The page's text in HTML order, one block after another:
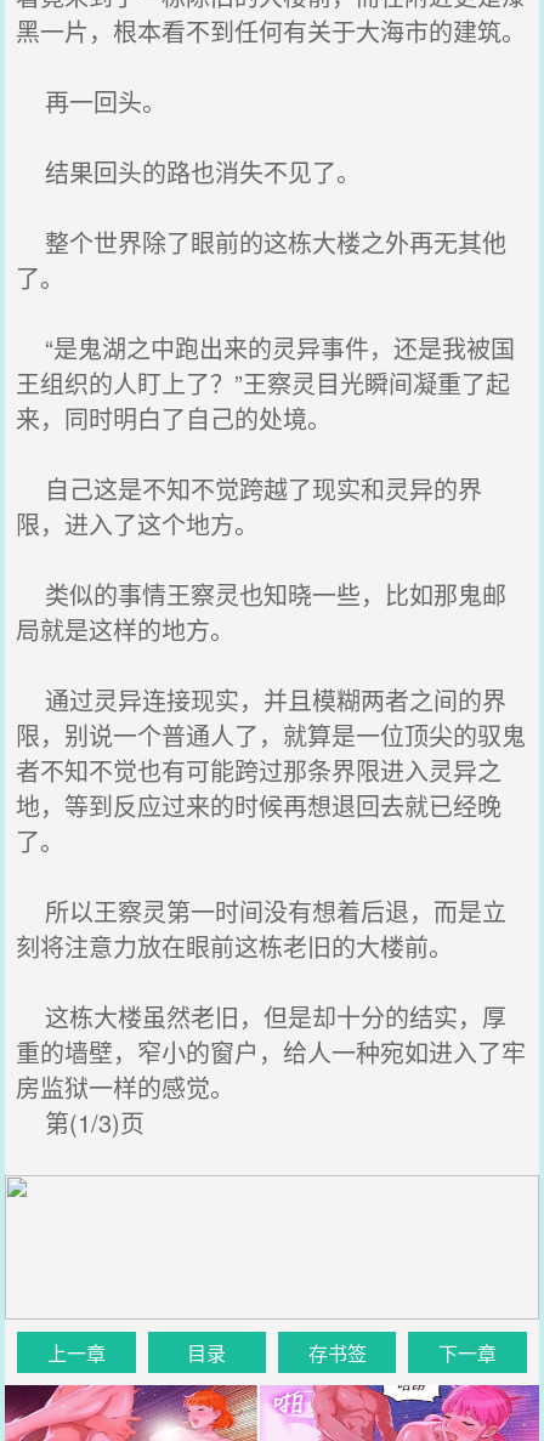
黑一片，根本看不到任何有关于大海市的建筑。
再一回头。
结果回头的路也消失不见了。
整个世界除了眼前的这栋大楼之外再无其他
了。
“是鬼湖之中跑出来的灵异事件，还是我被国
王组织的人盯上了？”王察灵目光瞬间凝重了起
来，同时明白了自己的处境。
自己这是不知不觉跨越了现实和灵异的界
限，进入了这个地方。
类似的事情王察灵也知晓一些，比如那鬼邮
局就是这样的地方。
通过灵异连接现实，并且模糊两者之间的界
限，别说一个普通人了，就算是一位顶尖的驭鬼
者不知不觉也有可能跨过那条界限进入灵异之
地，等到反应过来的时候再想退回去就已经晚
了。
所以王察灵第一时间没有想着后退，而是立
刻将注意力放在眼前这栋老旧的大楼前。
这栋大楼虽然老旧，但是却十分的结实，厚
重的墙壁，窄小的窗户，给人一种宛如进入了牢
房监狱一样的感觉。
第(1/3)页
上一章 目录 存书签 下一章